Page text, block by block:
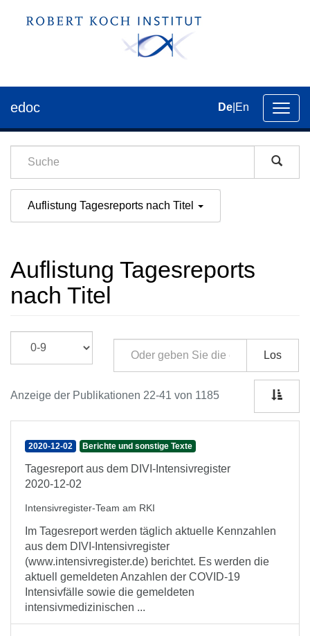
der
edoc De En
Auflistung Tagesreports nach Titel
Auflistung Tagesreports
nach Titel
Los
Anzeige der Publikationen 22-41 von 1185
2020-12-02 Berichte und sonstige Texte
Tagesreport aus dem DIVI-Intensivregister
2020-12-02
Intensivregister-Team am RKI
Im Tagesreport werden täglich aktuelle Kennzahlen
aus dem DIVI-Intensivregister
(www.intensivregister.de) berichtet. Es werden die
aktuell gemeldeten Anzahlen der COVID-19
Intensivfälle sowie die gemeldeten
intensivmedizinischen ...